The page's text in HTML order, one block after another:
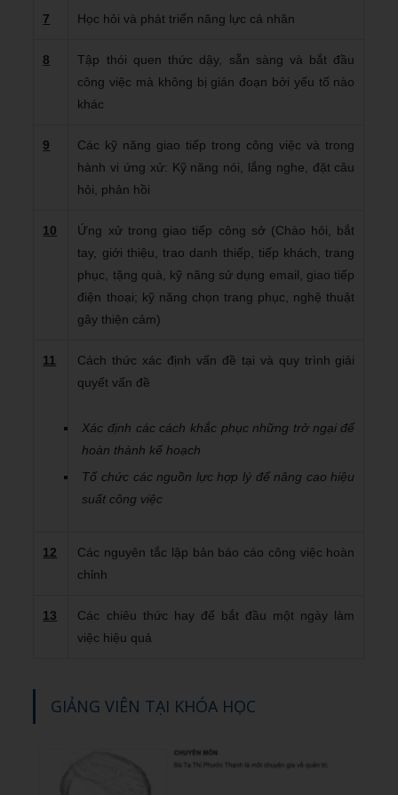
7 Học hỏi và phát triển năng lực cá nhân
8
Tập thói quen thức dậy, sẵn sàng và bắt đầu
công việc mà không bị gián đoạn bởi yếu tố nào
khác
9
Các kỹ năng giao tiếp trong công việc và trong
hành vi ứng xử: Kỹ năng nói, lắng nghe, đặt câu
hỏi, phản hồi
10
Ứng xử trong giao tiếp công sở (Chào hỏi, bắt
tay, giới thiệu, trao danh thiếp, tiếp khách, trang
phục, tặng quà, kỹ năng sử dụng email, giao tiếp
điện thoại; kỹ năng chọn trang phục, nghệ thuật
gây thiện cảm)
11
Cách thức xác định vấn đề tại và quy trình giải
quyết vấn đề
Xác định các cách khắc phục những trở ngại để
hoàn thành kế hoạch
Tổ chức các nguồn lực hợp lý để nâng cao hiệu
suất công việc
12
Các nguyên tắc lập bản báo cáo công việc hoàn
chỉnh
13
Các chiêu thức hay để bắt đầu một ngày làm
việc hiệu quả
GIẢNG VIÊN TẠI KHÓA HỌC